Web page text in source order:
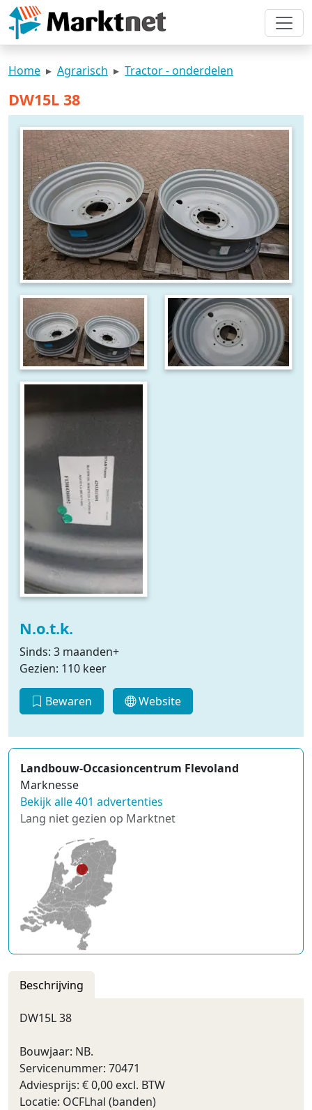
Home Agrarisch Tractor - onderdelen
DW15L 38
N.o.t.k.
Sinds: 3 maanden+
Gezien: 110 keer
Bewaren Website
Landbouw-Occasioncentrum Flevoland
Marknesse
Bekijk alle 401 advertenties
Lang niet gezien op Marktnet
Beschrijving
DW15L 38
Bouwjaar: NB.
Servicenummer: 70471
Adviesprijs: € 0,00 excl. BTW
Locatie: OCFLhal (banden)